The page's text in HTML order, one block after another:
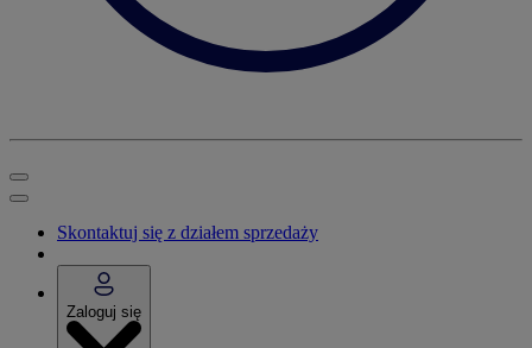
Skontaktuj się z działem sprzedaży
Zaloguj się